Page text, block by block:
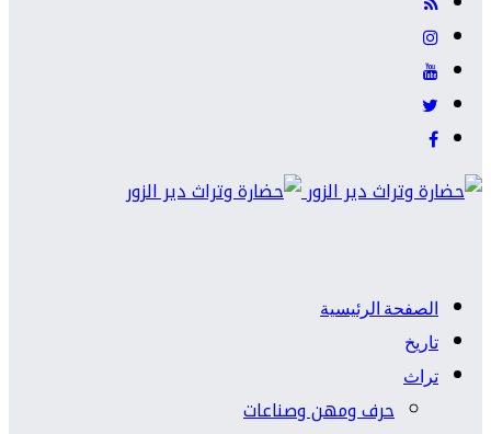
الصفحة الرئيسية
تاريخ
تراث
حرف ومهن وصناعات